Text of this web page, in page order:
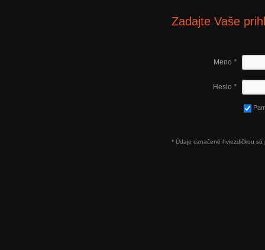
Zadajte Vaše
Meno *
Heslo *
* Údaje označené hviezdičkou sú